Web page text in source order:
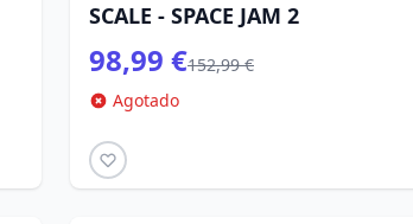
SCALE - SPACE JAM 2
98,99 €152,99 €
Agotado